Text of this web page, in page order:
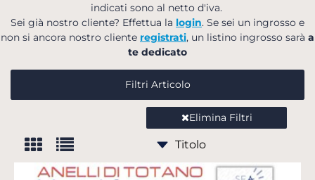
indicati sono al netto d'iva.
Sei già nostro cliente? Effettua la login. Se sei un ingrosso e
non si ancora nostro cliente registrati, un listino ingrosso sarà a
te dedicato
Filtri Articolo
Elimina Filtri